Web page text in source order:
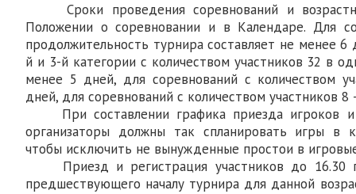
Сроки проведения соревнований и
Положении о соревновании и в Календаре. Для
продолжительность турнира составляет не менее
й и 3-й категории с количеством участников 32 в
менее 5 дней, для соревнований с количеством
дней, для соревнований с количеством участников
При составлении графика приезда игроков и
организаторы должны так спланировать игры в
чтобы исключить не вынужденные простои в
Приезд и регистрация участников до 16.30
предшествующего началу турнира для данной